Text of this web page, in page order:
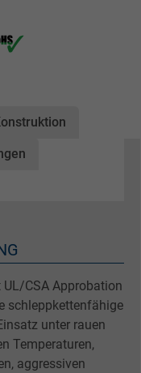
CSA Approbation
schleppkettenfähige
unter rauen
Temperaturen,
aggressiven